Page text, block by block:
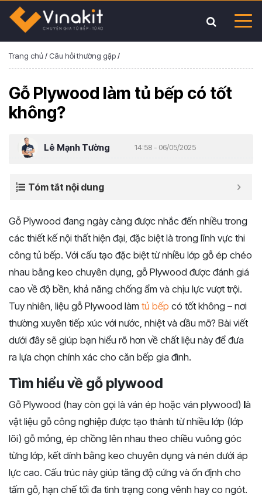
Trang chủ/ Câu hỏi thường gặp/
Gỗ Plywood làm tủ bếp có tốt
không?
Lê Mạnh Tường 14:58 - 06/05/2025
Tóm tắt nội dung
Gỗ Plywood đang ngày càng được nhắc đến nhiều trong
các thiết kế nội thất hiện đại, đặc biệt là trong lĩnh vực thi
công tủ bếp. Với cấu tạo đặc biệt từnhiều lớp gỗ ép chéo
nhau bằng keo chuyên dụng, gỗ Plywood được đánh giá
cao về độ bền, khả năng chống ẩm và chịu lực vượt trội.
Tuy nhiên, liệu gỗ Plywood làm tủ bếp có tốt không – nơi
thường xuyên tiếp xúc với nước, nhiệt và dầu mỡ? Bài viết
dưới đây sẽ giúp bạn hiểu rõ hơn về chất liệu này để đưa
ra lựa chọn chính xác cho căn bếp gia đình.
Tìm hiểu về gỗ plywood
Gỗ Plywood (hay còn gọi là ván ép hoặc ván plywood) là
vật liệu gỗ công nghiệp được tạo thành từnhiều lớp (lớp
lõi) gỗ mỏng, ép chồng lên nhau theo chiều vuông góc
từng lớp, kết dính bằng keo chuyên dụng và nén dưới áp
lực cao. Cấu trúc này giúp tăng độ cứng và ổn định cho
tấm gỗ, hạn chế tối đa tình trạng cong vênh hay co ngót.